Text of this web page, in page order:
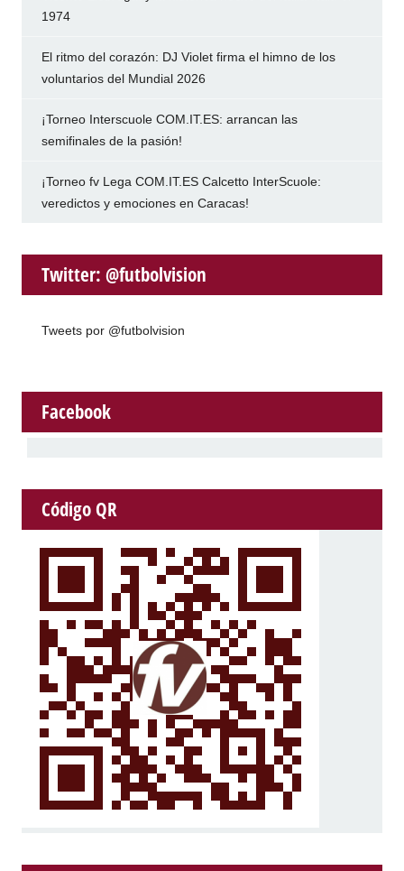
1974
El ritmo del corazón: DJ Violet firma el himno de los
voluntarios del Mundial 2026
¡Torneo Interscuole COM.IT.ES: arrancan las
semifinales de la pasión!
¡Torneo fv Lega COM.IT.ES Calcetto InterScuole:
veredictos y emociones en Caracas!
Twitter: @futbolvision
Tweets por @futbolvision
Facebook
Código QR